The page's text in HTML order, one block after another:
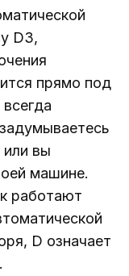
D3,
прямо под
вы
машине.
работают
D означает